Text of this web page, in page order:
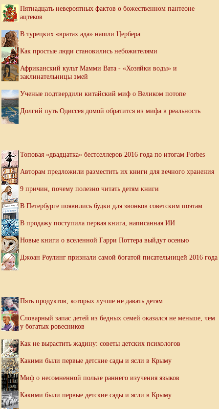
Пятнадцать невероятных фактов о божественном пантеоне
ацтеков
В турецких «вратах ада» нашли Цербера
Как простые люди становились небожителями
Африканский культ Мамми Вата - «Хозяйки воды» и
заклинательницы змей
Ученые подтвердили китайский миф о Великом потопе
Долгий путь Одиссея домой обратится из мифа в реальность
Топовая «двадцатка» бестселлеров 2016 года по итогам Forbes
Авторам предложили разместить их книги для вечного хранения
9 причин, почему полезно читать детям книги
В Петербурге появились будки для звонков советским поэтам
В продажу поступила первая книга, написанная ИИ
Новые книги о вселенной Гарри Поттера выйдут осенью
Джоан Роулинг признали самой богатой писательницей 2016 года
Пять продуктов, которых лучше не давать детям
Словарный запас детей из бедных семей оказался не меньше, чем
у богатых ровесников
Как не вырастить жадину: советы детских психологов
Какими были первые детские сады и ясли в Крыму
Миф о несомненной пользе раннего изучения языков
Какими были первые детские сады и ясли в Крыму